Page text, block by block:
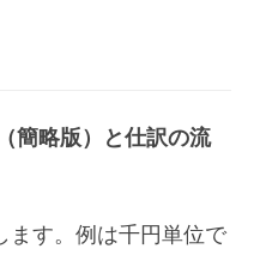
簡略版）と仕訳の流
ます。例は千円単位で